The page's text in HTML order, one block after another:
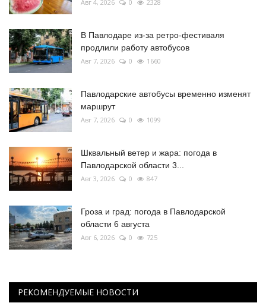
Авг 4, 2026 0 2328
В Павлодаре из-за ретро-фестиваля
продлили работу автобусов
Авг 7, 2026 0 1660
Павлодарские автобусы временно изменят
маршрут
Авг 7, 2026 0 1099
Шквальный ветер и жара: погода в
Павлодарской области 3...
Авг 3, 2026 0 847
Гроза и град: погода в Павлодарской
области 6 августа
Авг 6, 2026 0 725
РЕКОМЕНДУЕМЫЕ НОВОСТИ